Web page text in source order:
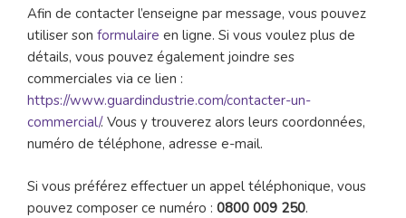
Afin de contacter l’enseigne par message, vous pouvez
utiliser son formulaire en ligne. Si vous voulez plus de
détails, vous pouvez également joindre ses
commerciales via ce lien :
https://www.guardindustrie.com/contacter-un-
commercial/. Vous y trouverez alors leurs coordonnées,
numéro de téléphone, adresse e-mail.
Si vous préférez effectuer un appel téléphonique, vous
pouvez composer ce numéro : 0800 009 250.